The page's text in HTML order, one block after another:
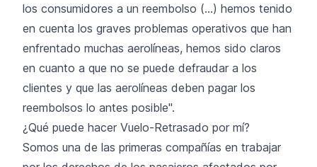
los consumidores a un reembolso (...) hemos tenido
en cuenta los graves problemas operativos que han
enfrentado muchas aerolíneas, hemos sido claros
en cuanto a que no se puede defraudar a los
clientes y que las aerolíneas deben pagar los
reembolsos lo antes posible".
¿Qué puede hacer Vuelo-Retrasado por mí?
Somos una de las primeras compañías en trabajar